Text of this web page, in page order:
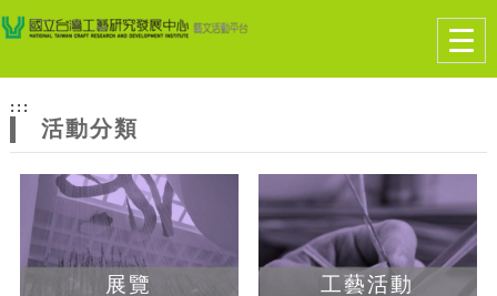
網
站
主
題
跳到主要內容
網站導覽
:::
活動分類
展覽 工藝活動